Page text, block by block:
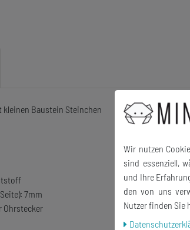
kleinen Baustein Steinchen
7mm
Ohrstecker
Wir nutzen
sind essenziell,
und Ihre
den von uns
Nutzer finden Sie